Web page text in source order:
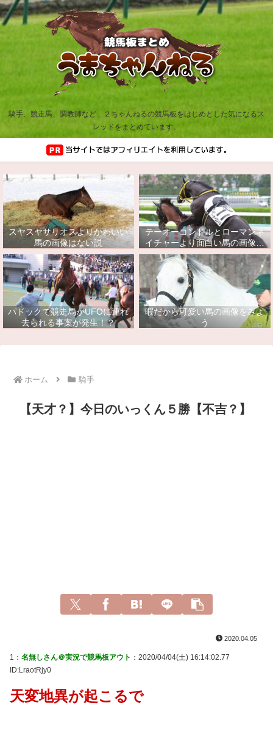
騎手、競走馬、調教師など、２ちゃんねるの競馬板をはじめとした気になるス
レッドをまとめています。
スヤスヤサリオスよりかわいい
馬の画像はない説
テーオーコンドルとローマンネ
イチャーより面白い馬の画像っ
てあるの？
パドックで競走馬がUFOに連れ
去られる事案が発生！？
暇だから可愛い馬の画像をみよ
う
ホーム 騎手
【天才？】今日のいっくん５勝【不吉？】
2020.04.05
1： 名無しさん＠実況で競馬板アウト ：2020/04/04(土) 16:14:02.77
ID:LraotRjy0
天変地異が起こるで